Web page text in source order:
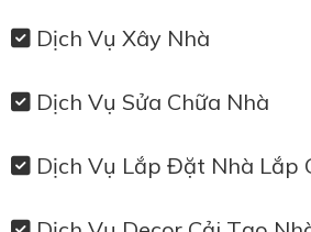
Dịch Vụ Xây Nhà
Dịch Vụ Sửa Chữa Nhà
Dịch Vụ Lắp Đặt Nhà Lắp